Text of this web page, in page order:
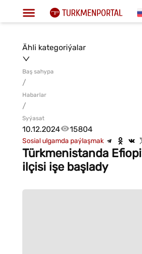
Ähli kategoriýalar
Baş sahypa
/
Habarlar
/
Syýasat
10.12.2024 15804
Sosial ulgamda paýlaşmak
Türkmenistanda
ilçisi işe başlady